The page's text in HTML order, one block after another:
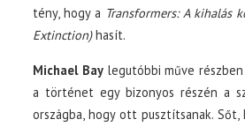
tény, hogy a Transformers: A kihalás
Extinction)hasít.
Michael Bay legutóbbi műve
a történet egy bizonyos részén a
országba, hogy ott pusztítsanak.